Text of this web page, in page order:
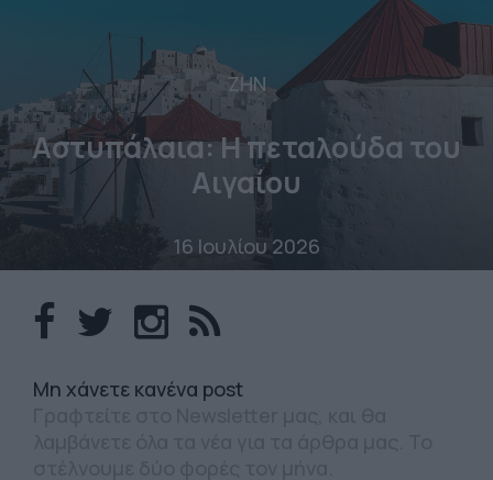
ΖΗΝ
Αστυπάλαια: Η πεταλούδα του
Αιγαίου
16 Ιουλίου 2026
Mη χάνετε κανένα post